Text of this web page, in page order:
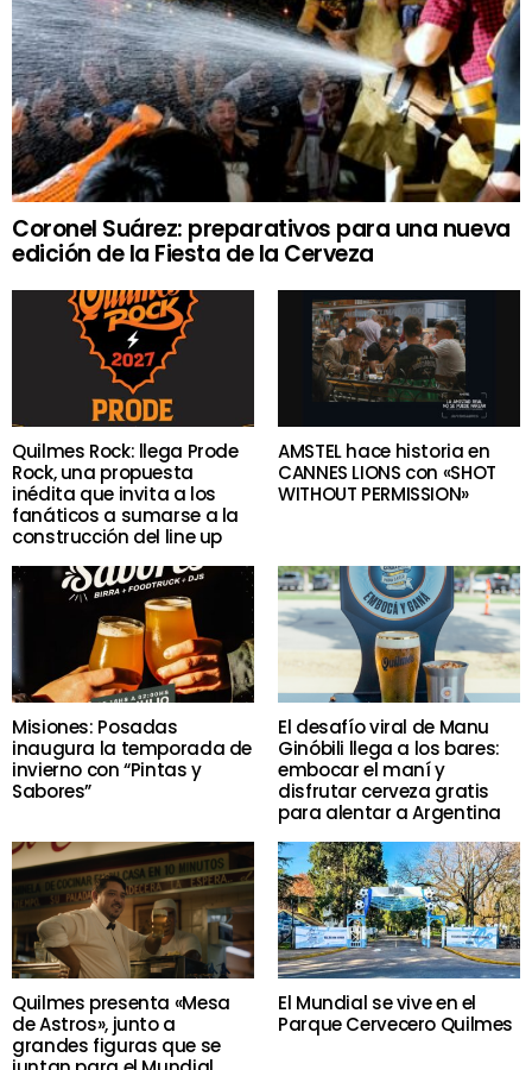
Coronel Suárez: preparativos para una nueva
edición de la Fiesta de la Cerveza
Quilmes Rock: llega Prode
Rock, una propuesta
inédita que invita a los
fanáticos a sumarse a la
construcción del line up
AMSTEL hace historia en
CANNES LIONS con «SHOT
WITHOUT PERMISSION»
Misiones: Posadas
inaugura la temporada de
invierno con “Pintas y
Sabores”
El desafío viral de Manu
Ginóbili llega a los bares:
embocar el maní y
disfrutar cerveza gratis
para alentar a Argentina
Quilmes presenta «Mesa
de Astros», junto a
grandes figuras que se
El Mundial se vive en el
Parque Cervecero Quilmes